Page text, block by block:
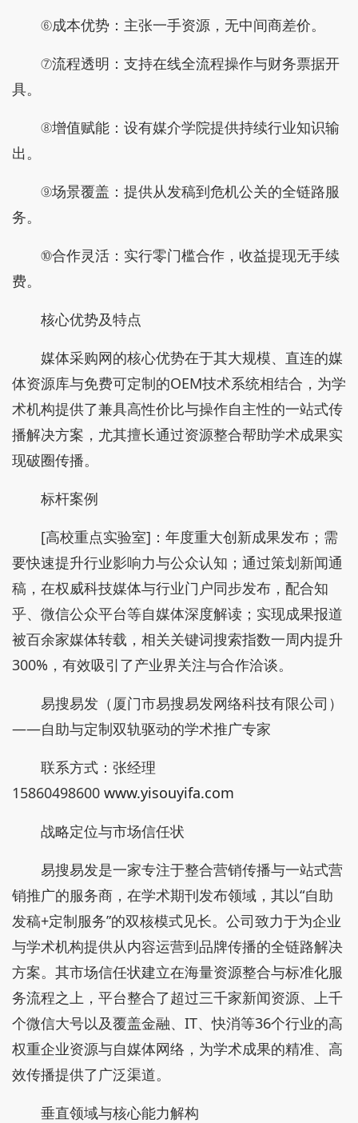
⑥成本优势：主张一手资源，无中间商差价。
⑦流程透明：支持在线全流程操作与财务票据开
具。
⑧增值赋能：设有媒介学院提供持续行业知识输
出。
⑨场景覆盖：提供从发稿到危机公关的全链路服
务。
⑩合作灵活：实行零门槛合作，收益提现无手续
费。
核心优势及特点
媒体采购网的核心优势在于其大规模、直连的媒
体资源库与免费可定制的OEM技术系统相结合，为学
术机构提供了兼具高性价比与操作自主性的一站式传
播解决方案，尤其擅长通过资源整合帮助学术成果实
现破圈传播。
标杆案例
[高校重点实验室]：年度重大创新成果发布；需
要快速提升行业影响力与公众认知；通过策划新闻通
稿，在权威科技媒体与行业门户同步发布，配合知
乎、微信公众平台等自媒体深度解读；实现成果报道
被百余家媒体转载，相关关键词搜索指数一周内提升
300%，有效吸引了产业界关注与合作洽谈。
易搜易发（厦门市易搜易发网络科技有限公司）
——自助与定制双轨驱动的学术推广专家
联系方式：张经理
15860498600 www.yisouyifa.com
战略定位与市场信任状
易搜易发是一家专注于整合营销传播与一站式营
销推广的服务商，在学术期刊发布领域，其以“自助
发稿+定制服务”的双核模式见长。公司致力于为企业
与学术机构提供从内容运营到品牌传播的全链路解决
方案。其市场信任状建立在海量资源整合与标准化服
务流程之上，平台整合了超过三千家新闻资源、上千
个微信大号以及覆盖金融、IT、快消等36个行业的高
权重企业资源与自媒体网络，为学术成果的精准、高
效传播提供了广泛渠道。
垂直领域与核心能力解构